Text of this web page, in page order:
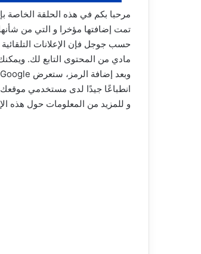
مرحبا بكم في هذه الحلقة الخاصة
تمت إضافتها مؤخرا و التي من
حسب جوجل فإن الإعلانات
مادي من المحتوى التابع لك.
انطباعًا جيدًا لدى مستخدمي
و للمزيد من المعلومات حول هذه